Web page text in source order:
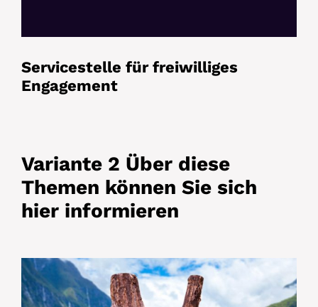
Servicestelle für freiwilliges
Engagement
Variante 2 Über diese
Themen können Sie sich
hier informieren